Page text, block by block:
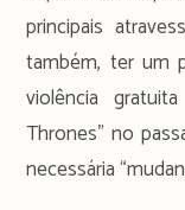
principais
também, ter um
violência
Thrones” no
necessária